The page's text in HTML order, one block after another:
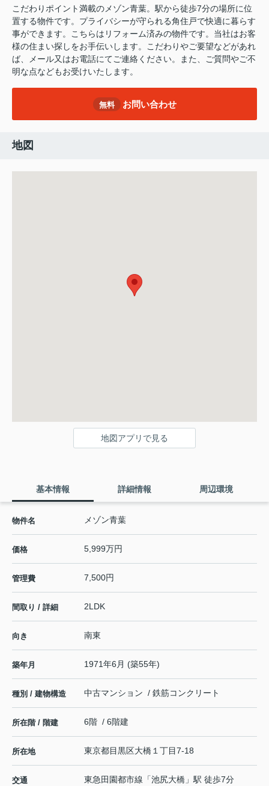
こだわりポイント満載のメゾン青葉。駅から徒歩7分の場所に位
置する物件です。プライバシーが守られる角住戸で快適に暮らす
事ができます。こちらはリフォーム済みの物件です。当社はお客
様の住まい探しをお手伝いします。こだわりやご要望などがあれ
ば、メール又はお電話にてご連絡ください。また、ご質問やご不
明な点などもお受けいたします。
無料 お問い合わせ
地図
地図アプリで見る
基本情報 詳細情報 周辺環境
物件名 メゾン青葉
価格 5,999万円
管理費 7,500円
間取り / 詳細 2LDK
向き 南東
築年月 1971年6月 (築55年)
種別 / 建物構造 中古マンション / 鉄筋コンクリート
所在階 / 階建 6階 / 6階建
所在地 東京都目黒区大橋 １丁目7-18
交通 東急田園都市線 「池尻大橋 」駅 徒歩7分